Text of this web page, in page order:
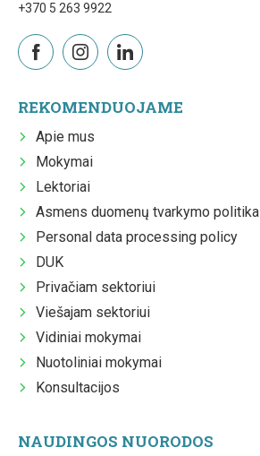
+370 5 263 9922
REKOMENDUOJAME
Apie mus
Mokymai
Lektoriai
Asmens duomenų tvarkymo politika
Personal data processing policy
DUK
Privačiam sektoriui
Viešajam sektoriui
Vidiniai mokymai
Nuotoliniai mokymai
Konsultacijos
NAUDINGOS NUORODOS